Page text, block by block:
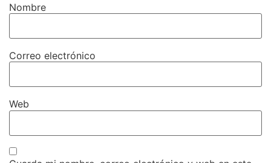
Nombre
Correo electrónico
Web